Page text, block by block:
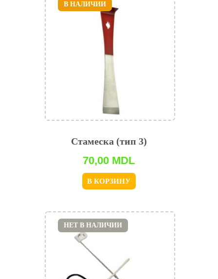
Стамеска (тип 3)
70,00 MDL
В КОРЗИНУ
В НАЛИЧИИ
НЕТ В НАЛИЧИИ